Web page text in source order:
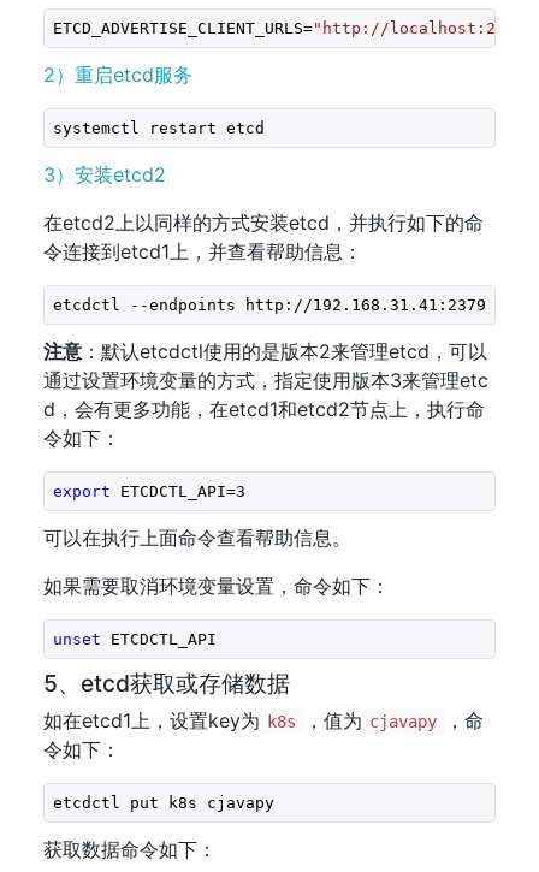
ETCD_ADVERTISE_CLIENT_URLS="http://
2）重启etcd服务
systemctl restart etcd
3）安装etcd2
在etcd2上以同样的方式安装etcd，并执行如下的命
令连接到etcd1上，并查看帮助信息：
etcdctl --endpoints http://192.168.31.41:2379 --
注意 ：默认etcdctl使用的是版本2来管理etcd，可以
通过设置环境变量的方式，指定使用版本3来管理etc
d，会有更多功能，在etcd1和etcd2节点上，执行命
令如下：
export ETCDCTL_API=3
可以在执行上面命令查看帮助信息。
如果需要取消环境变量设置，命令如下：
unset ETCDCTL_API
5、etcd获取或存储数据
如在etcd1上，设置key为 k8s ，值为 cjavapy
，命
令如下：
etcdctl put k8s cjavapy
获取数据命令如下：